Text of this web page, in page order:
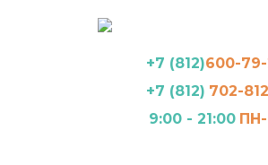
+7 (812)600-
+7 (812) 702-
9:00 - 21:00